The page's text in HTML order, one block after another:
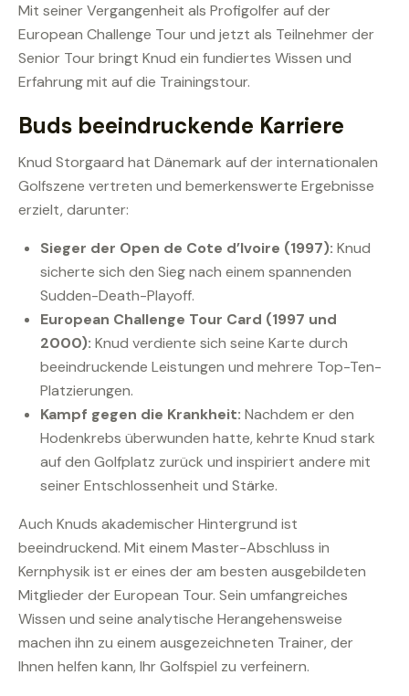
Mit seiner Vergangenheit als Profigolfer auf der
European Challenge Tour und jetzt als Teilnehmer der
Senior Tour bringt Knud ein fundiertes Wissen und
Erfahrung mit auf die Trainingstour.
Buds beeindruckende Karriere
Knud Storgaard hat Dänemark auf der internationalen
Golfszene vertreten und bemerkenswerte Ergebnisse
erzielt, darunter:
Sieger der Open de Cote d’Ivoire (1997): Knud
sicherte sich den Sieg nach einem spannenden
Sudden-Death-Playoff.
European Challenge Tour Card (1997 und
2000): Knud verdiente sich seine Karte durch
beeindruckende Leistungen und mehrere Top-Ten-
Platzierungen.
Kampf gegen die Krankheit: Nachdem er den
Hodenkrebs überwunden hatte, kehrte Knud stark
auf den Golfplatz zurück und inspiriert andere mit
seiner Entschlossenheit und Stärke.
Auch Knuds akademischer Hintergrund ist
beeindruckend. Mit einem Master-Abschluss in
Kernphysik ist er eines der am besten ausgebildeten
Mitglieder der European Tour. Sein umfangreiches
Wissen und seine analytische Herangehensweise
machen ihn zu einem ausgezeichneten Trainer, der
Ihnen helfen kann, Ihr Golfspiel zu verfeinern.